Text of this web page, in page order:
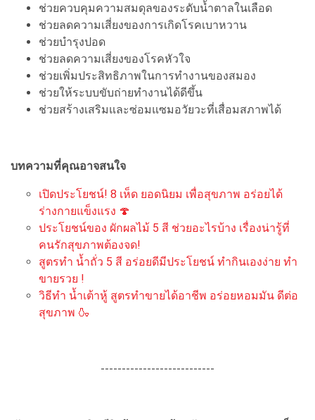
ช่วยควบคุมความสมดุลของระดับน้ำตาลในเลือด
ช่วยลดความเสี่ยงของการเกิดโรคเบาหวาน
ช่วยบำรุงปอด
ช่วยลดความเสี่ยงของโรคหัวใจ
ช่วยเพิ่มประสิทธิภาพในการทำงานของสมอง
ช่วยให้ระบบขับถ่ายทำงานได้ดีขึ้น
ช่วยสร้างเสริมและซ่อมแซมอวัยวะที่เสื่อมสภาพได้
บทความที่คุณอาจสนใจ
เปิดประโยชน์! 8 เห็ด ยอดนิยม เพื่อสุขภาพ อร่อยได้
ร่างกายแข็งแรง 🍄
ประโยชน์ของ ผักผลไม้ 5 สี ช่วยอะไรบ้าง เรื่องน่ารู้ที่
คนรักสุขภาพต้องจด!
สูตรทำ น้ำถั่ว 5 สี อร่อยดีมีประโยชน์ ทำกินเองง่าย ทำ
ขายรวย !
วิธีทำ น้ำเต้าหู้ สูตรทำขายได้อาชีพ อร่อยหอมมัน ดีต่อ
สุขภาพ 🍶
---------------------------